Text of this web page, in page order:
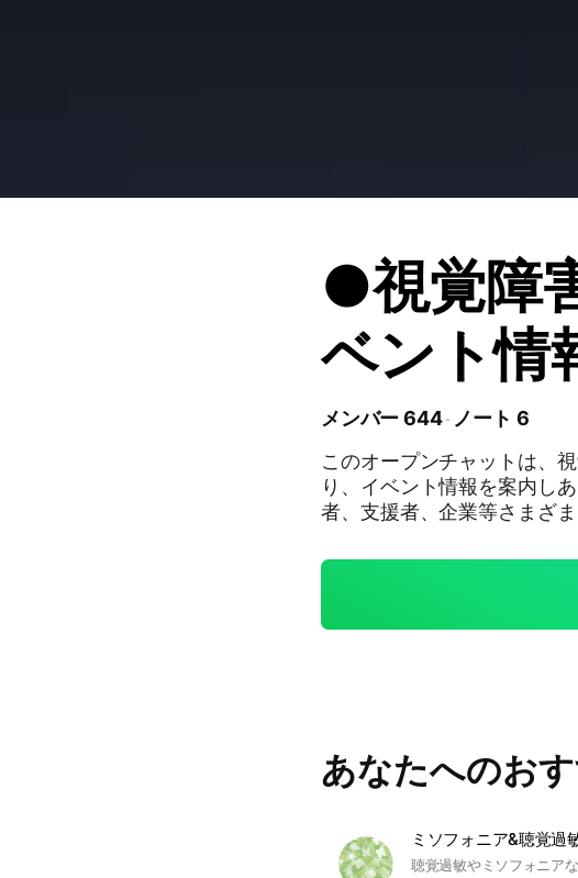
●視覚障
ベント情
メンバー 644
ノート 6
このオープンチャットは、
り、イベント情報を案内し
者、支援者、企業等さまざ
まったり、生活の質が向上
れば良いなと思っています
展、研究発表会、交流会、
あなたへのお
ミソフォニア&聴覚過